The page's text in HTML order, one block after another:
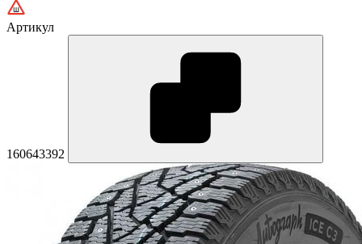
Артикул
160643392